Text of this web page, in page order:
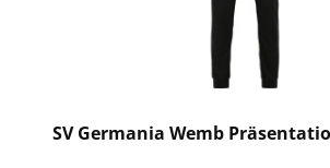
SV Germania Wemb